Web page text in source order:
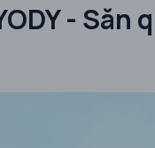
- Săn